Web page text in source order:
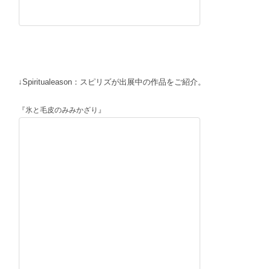
↓Spiritualeason：スピリズが出展中の作品をご紹介。
『氷と毛皮のみみかざり』